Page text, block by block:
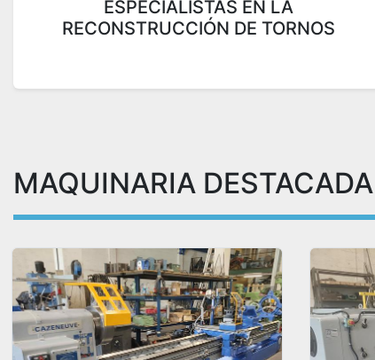
ESPECIALISTAS EN LA
RECONSTRUCCIÓN DE TORNOS
MAQUINARIA DESTACADA